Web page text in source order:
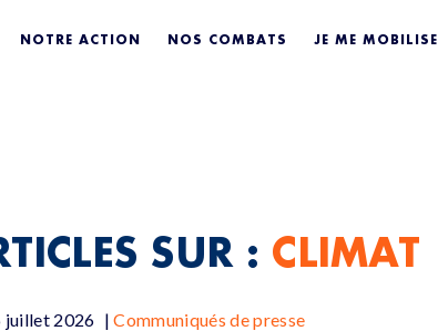
NOTRE ACTION NOS COMBATS JE ME MOBILISE
SUR : CLIMAT
juillet 2026 | Communiqués de presse